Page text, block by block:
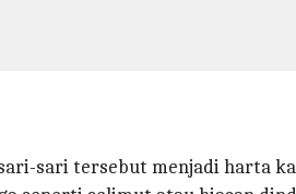
sari tersebut menjadi harta